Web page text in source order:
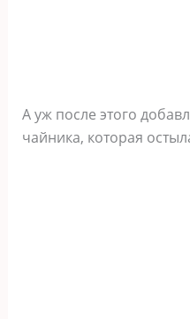
А уж после этого
чайника, которая